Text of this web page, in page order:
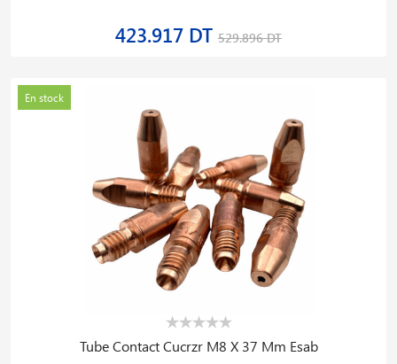
423.917 DT 529.896 DT
En stock
Tube Contact Cucrzr M8 X 37 Mm Esab